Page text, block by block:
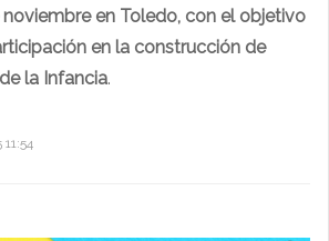
noviembre en Toledo, con el objetivo
en la construcción de
la Infancia.